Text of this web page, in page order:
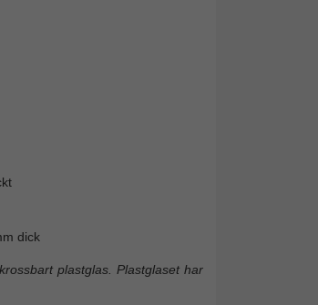
dick
plastglas. Plastglaset har